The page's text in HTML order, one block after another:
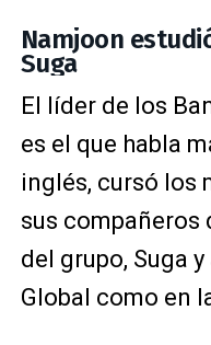
Namjoon
Suga
El líder de los
es el que habla
inglés, cursó los
sus compañeros
del grupo, Suga
Global como en